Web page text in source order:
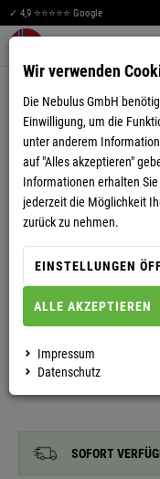
✓ 4,9 ⭐⭐⭐⭐⭐ Google
WINTERJACKE
SOFORT
Wir verwenden
Die Nebulus GmbH
Einwilligung, um die
unter anderem
auf "Alles akzeptieren"
Informationen erhalten
jederzeit die Möglichkeit
zurück zu nehmen.
EINSTELLUNGEN
ALLE AKZEPTIEREN
Impressum
Datenschutz